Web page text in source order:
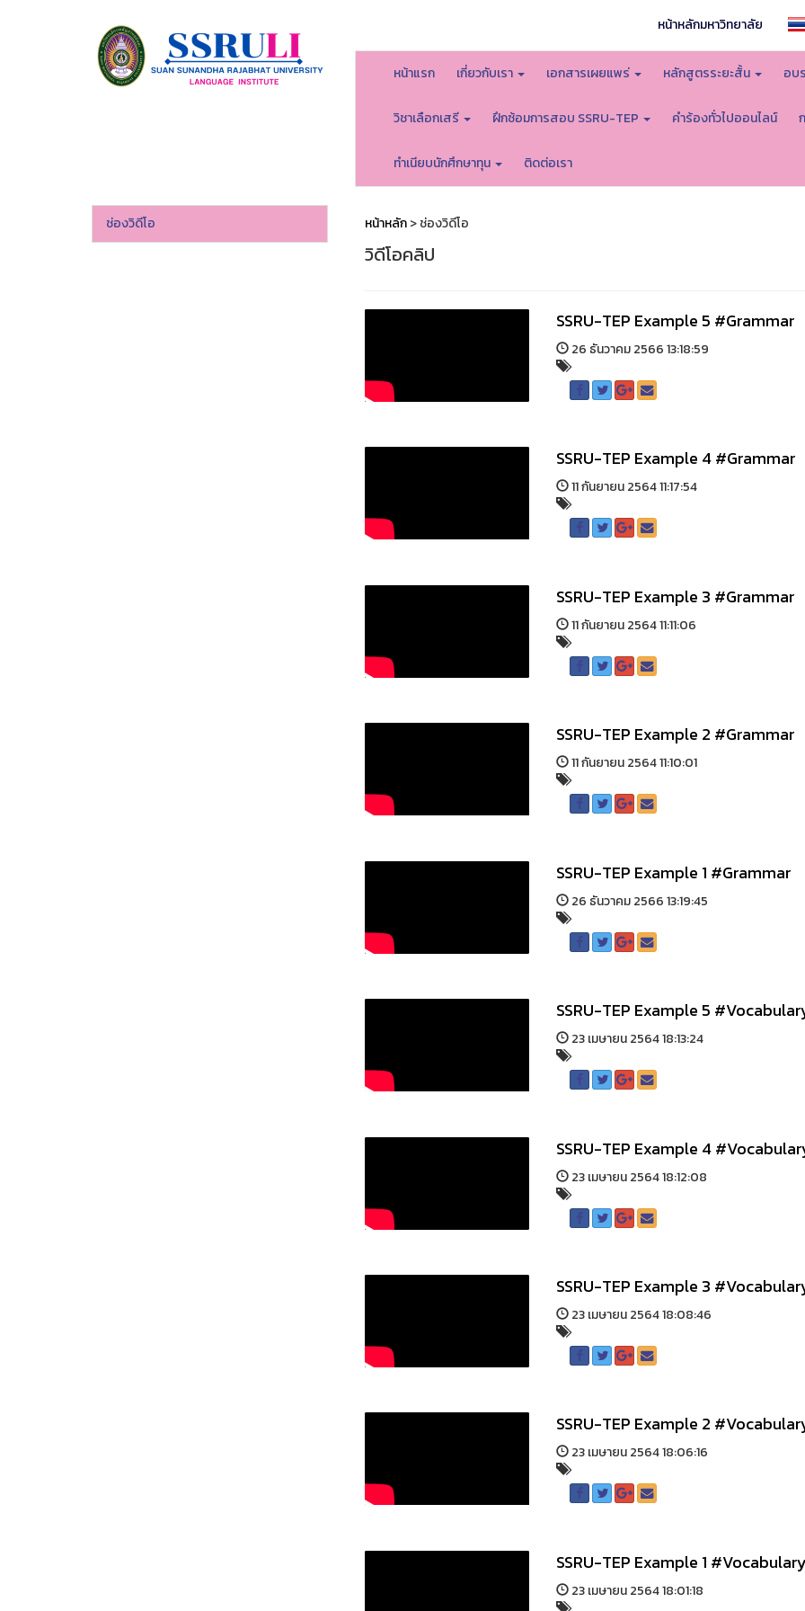
หน้าหลักมหาวิทยาลัย
หน้าแรก เกี่ยวกับเรา เอกสารเผยแพร่ หลักสูตรระยะสั้น อบ
วิชาเลือกเสรี ฝึกซ้อมการสอบ SSRU-TEP คำร้องทั่วไปออนไลน์
ทำเนียบนักศึกษาทุน ติดต่อเรา
ช่องวิดีโอ หน้าหลัก> ช่องวิดีโอ
วิดีโอคลิป
SSRU-TEP Example 5 #Grammar
26 ธันวาคม 2566 13:18:59
SSRU-TEP Example 4 #Grammar
11 กันยายน 2564 11:17:54
SSRU-TEP Example 3 #Grammar
11 กันยายน 2564 11:11:06
SSRU-TEP Example 2 #Grammar
11 กันยายน 2564 11:10:01
SSRU-TEP Example 1 #Grammar
26 ธันวาคม 2566 13:19:45
SSRU-TEP Example 5
23 เมษายน 2564 18:13:24
SSRU-TEP Example 4
23 เมษายน 2564 18:12:08
SSRU-TEP Example 3
23 เมษายน 2564 18:08:46
SSRU-TEP Example 2
23 เมษายน 2564 18:06:16
SSRU-TEP Example 1
23 เมษายน 2564 18:01:18